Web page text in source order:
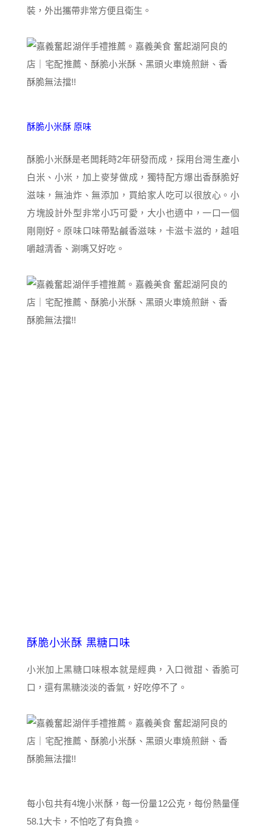
裝，外出攜帶非常方便且衛生。
酥脆小米酥 原味
酥脆小米酥是老闆耗時2年研發而成，採用台灣生產小
白米、小米，加上麥芽做成，獨特配方爆出香酥脆好
滋味，無油炸、無添加，買給家人吃可以很放心。小
方塊設計外型非常小巧可愛，大小也適中，一口一個
剛剛好。原味口味帶點鹹香滋味，卡滋卡滋的，越咀
嚼越清香、涮嘴又好吃。
酥脆小米酥 黑糖口味
小米加上黑糖口味根本就是經典，入口微甜、香脆可
口，還有黑糖淡淡的香氣，好吃停不了。
每小包共有4塊小米酥，每一份量12公克，每份熱量僅
58.1大卡，不怕吃了有負擔。